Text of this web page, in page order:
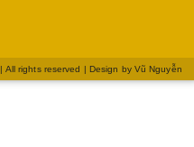
| All rights reserved | Design by Vũ Nguyễn